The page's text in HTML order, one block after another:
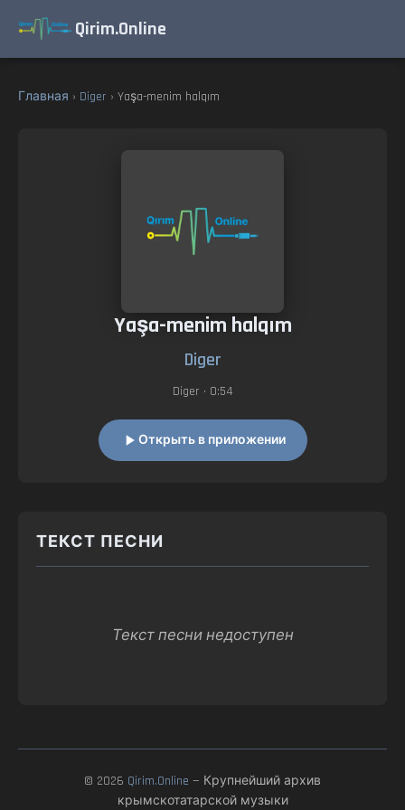
Qirim.Online
Главная › Diger › Yaşa-menim halqım
Yaşa-menim halqım
Diger
Diger • 0:54
Открыть в приложении
ТЕКСТ ПЕСНИ
Текст песни недоступен
© 2026 Qirim.Online — Крупнейший архив
крымскотатарской музыки